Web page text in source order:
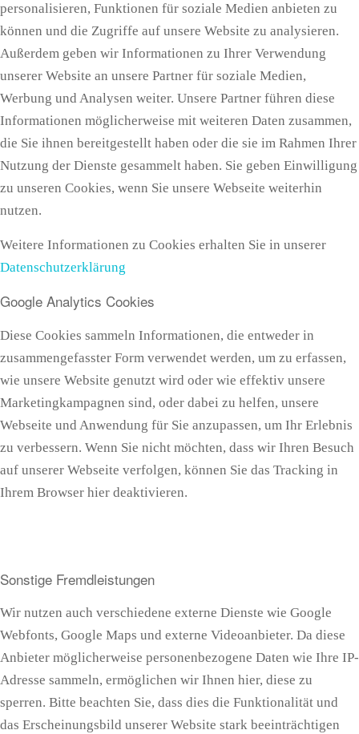
personalisieren, Funktionen für soziale Medien anbieten zu
können und die Zugriffe auf unsere Website zu analysieren.
Außerdem geben wir Informationen zu Ihrer Verwendung
unserer Website an unsere Partner für soziale Medien,
Werbung und Analysen weiter. Unsere Partner führen diese
Informationen möglicherweise mit weiteren Daten zusammen,
die Sie ihnen bereitgestellt haben oder die sie im Rahmen Ihrer
Nutzung der Dienste gesammelt haben. Sie geben Einwilligung
zu unseren Cookies, wenn Sie unsere Webseite weiterhin
nutzen.
Weitere Informationen zu Cookies erhalten Sie in unserer
Datenschutzerklärung
Google Analytics Cookies
Diese Cookies sammeln Informationen, die entweder in
zusammengefasster Form verwendet werden, um zu erfassen,
wie unsere Website genutzt wird oder wie effektiv unsere
Marketingkampagnen sind, oder dabei zu helfen, unsere
Webseite und Anwendung für Sie anzupassen, um Ihr Erlebnis
zu verbessern. Wenn Sie nicht möchten, dass wir Ihren Besuch
auf unserer Webseite verfolgen, können Sie das Tracking in
Ihrem Browser hier deaktivieren.
Sonstige Fremdleistungen
Wir nutzen auch verschiedene externe Dienste wie Google
Webfonts, Google Maps und externe Videoanbieter. Da diese
Anbieter möglicherweise personenbezogene Daten wie Ihre IP-
Adresse sammeln, ermöglichen wir Ihnen hier, diese zu
sperren. Bitte beachten Sie, dass dies die Funktionalität und
das Erscheinungsbild unserer Website stark beeinträchtigen